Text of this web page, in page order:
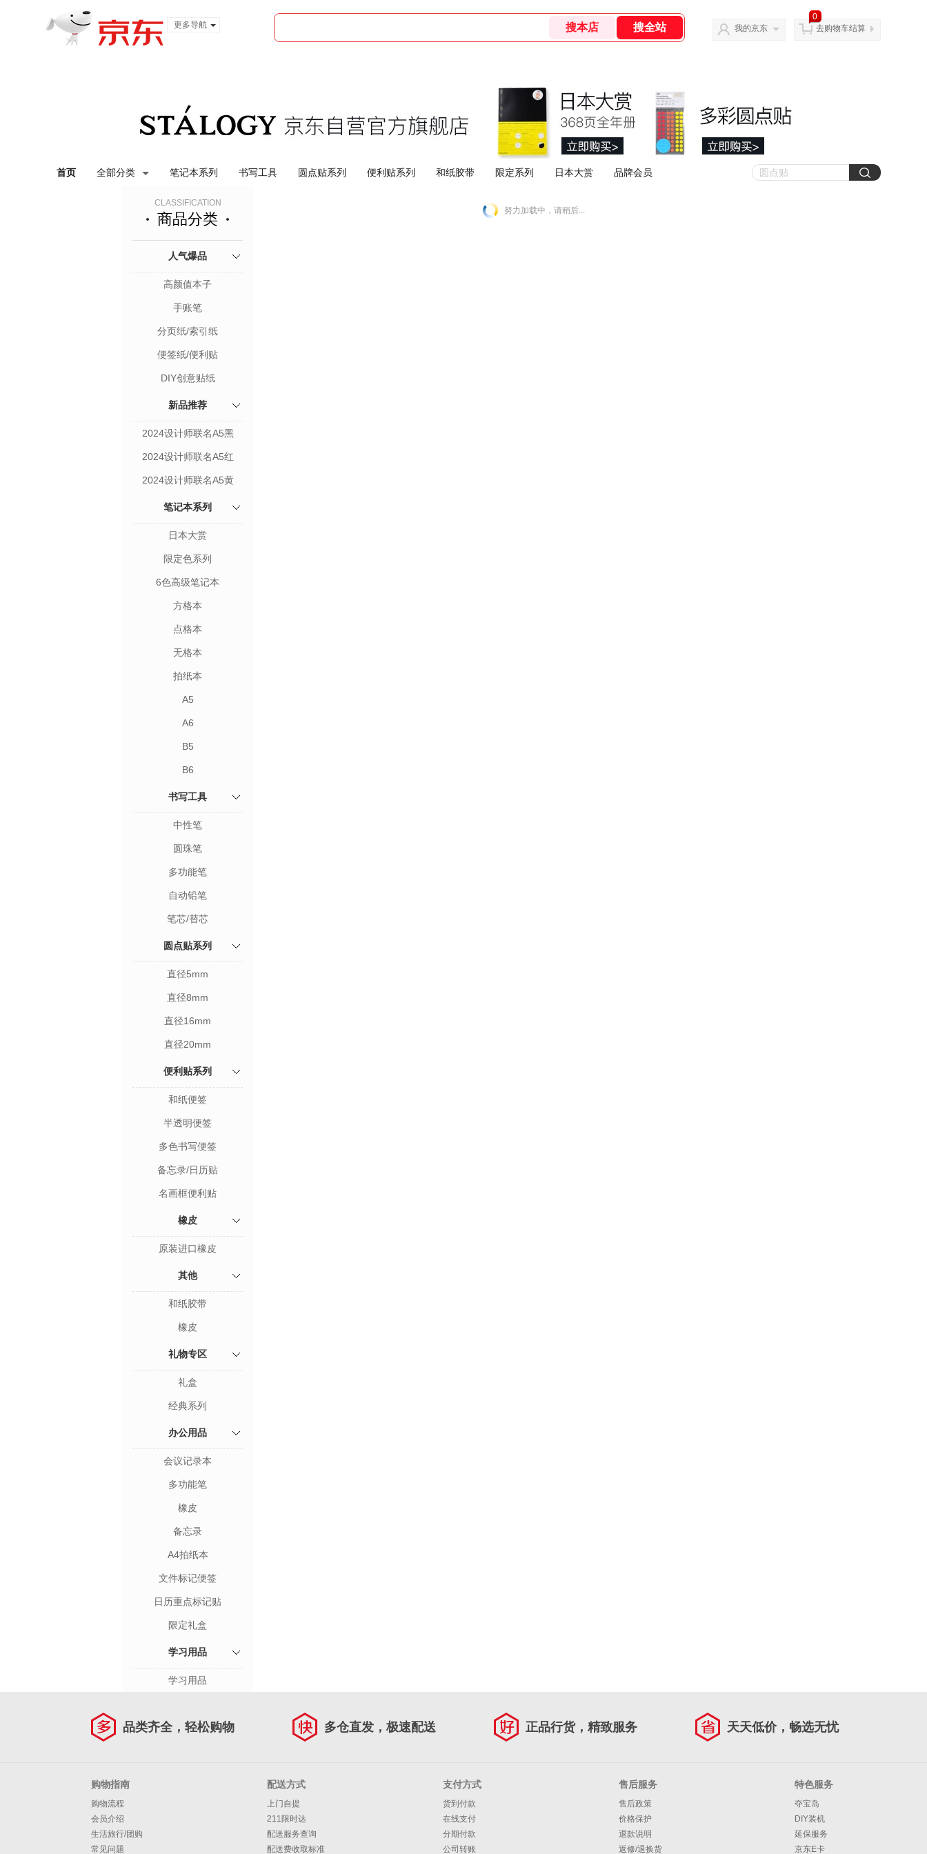
更多导航
我的京东
0
去购物车结算
首页 全部分类 笔记本系列 书写工具 圆点贴系列 便利贴系列 和纸胶带 限定系列 日本大赏 品牌会员
CLASSIFICATION
商品分类
人气爆品
高颜值本子
手账笔
分页纸/索引纸
便签纸/便利贴
DIY创意贴纸
新品推荐
2024设计师联名A5黑
2024设计师联名A5红
2024设计师联名A5黄
笔记本系列
日本大赏
限定色系列
6色高级笔记本
方格本
点格本
无格本
拍纸本
A5
A6
B5
B6
书写工具
中性笔
圆珠笔
多功能笔
自动铅笔
笔芯/替芯
圆点贴系列
直径5mm
直径8mm
直径16mm
直径20mm
便利贴系列
和纸便签
半透明便签
多色书写便签
备忘录/日历贴
名画框便利贴
橡皮
原装进口橡皮
其他
和纸胶带
橡皮
礼物专区
礼盒
经典系列
办公用品
会议记录本
多功能笔
橡皮
备忘录
A4拍纸本
文件标记便签
日历重点标记贴
限定礼盒
学习用品
学习用品
努力加载中，请稍后...
品类齐全，轻松购物 多仓直发，极速配送 正品行货，精致服务 天天低价，畅选无忧
购物指南
购物流程
会员介绍
生活旅行/团购
常见问题
配送方式
上门自提
211限时达
配送服务查询
配送费收取标准
支付方式
货到付款
在线支付
分期付款
公司转账
售后服务
售后政策
价格保护
退款说明
返修/退换货
特色服务
夺宝岛
DIY装机
延保服务
京东E卡